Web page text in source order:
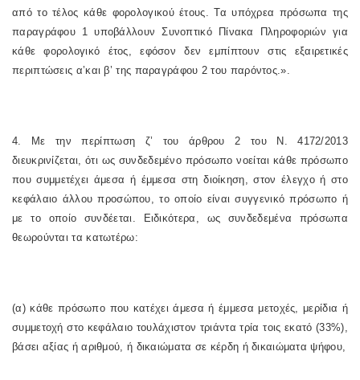
από το τέλος κάθε φορολογικού έτους. Τα υπόχρεα πρόσωπα της
παραγράφου 1 υποβάλλουν Συνοπτικό Πίνακα Πληροφοριών για
κάθε φορολογικό έτος, εφόσον δεν εμπίπτουν στις εξαιρετικές
περιπτώσεις α’και β’ της παραγράφου 2 του παρόντος.».
4. Με την περίπτωση ζ’ του άρθρου 2 του Ν. 4172/2013
διευκρινίζεται, ότι ως συνδεδεμένο πρόσωπο νοείται κάθε πρόσωπο
που συμμετέχει άμεσα ή έμμεσα στη διοίκηση, στον έλεγχο ή στο
κεφάλαιο άλλου προσώπου, το οποίο είναι συγγενικό πρόσωπο ή
με το οποίο συνδέεται. Ειδικότερα, ως συνδεδεμένα πρόσωπα
θεωρούνται τα κατωτέρω:
(α) κάθε πρόσωπο που κατέχει άμεσα ή έμμεσα μετοχές, μερίδια ή
συμμετοχή στο κεφάλαιο τουλάχιστον τριάντα τρία τοις εκατό (33%),
βάσει αξίας ή αριθμού, ή δικαιώματα σε κέρδη ή δικαιώματα ψήφου,